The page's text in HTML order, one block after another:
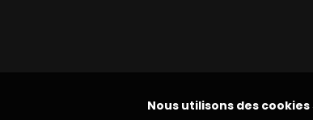
Nous utilisons des